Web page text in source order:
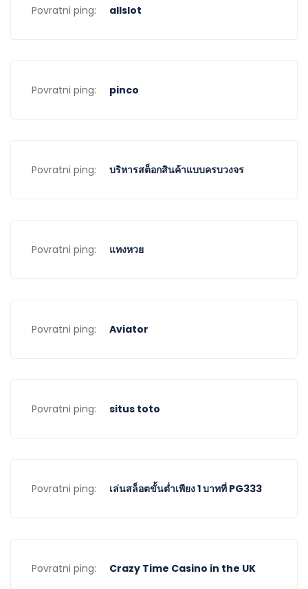
Povratni ping: allslot
Povratni ping: pinco
Povratni ping: บริหารสต็อกสินค้าแบบครบวงจร
Povratni ping: แทงหวย
Povratni ping: Aviator
Povratni ping: situs toto
Povratni ping: เล่นสล็อตขั้นต่ำเพียง 1 บาทที่ PG333
Povratni ping: Crazy Time Casino in the UK